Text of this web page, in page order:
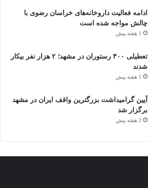
ادامه فعالیت داروخانه‌های خراسان رضوی با
چالش مواجه شده است
1 هفته پیش
تعطیلی ۳۰۰ رستوران در مشهد؛ ۲ هزار نفر بیکار
شدند
1 هفته پیش
آیین گرامیداشت بزرگترین واقف ایران در مشهد
برگزار شد
2 هفته پیش